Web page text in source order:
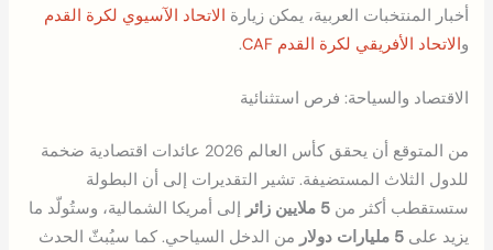
أخبار المنتخبات العربية، يمكن زيارة الاتحاد الآسيوي لكرة القدم
والاتحاد الأفريقي لكرة القدم CAF .
الاقتصاد والسياحة: فرص استثنائية
من المتوقع أن يحقق كأس العالم 2026 عائدات اقتصادية ضخمة
للدول الثلاث المستضيفة. تشير التقديرات إلى أن البطولة
ستستقطب أكثر من5 ملايين زائر
إلى أمريكا الشمالية، وستُولّد ما
يزيد على5 مليارات دولار
من الدخل السياحي. كما سيُبثّ الحدث